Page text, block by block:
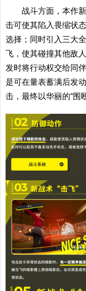
战斗方面，本作
击可使其陷入畏缩状
选择；同时引入三大
飞，使其碰撞其他敌
发时将行动权交给同
是可在量表蓄满后发
击，最终以华丽的“围